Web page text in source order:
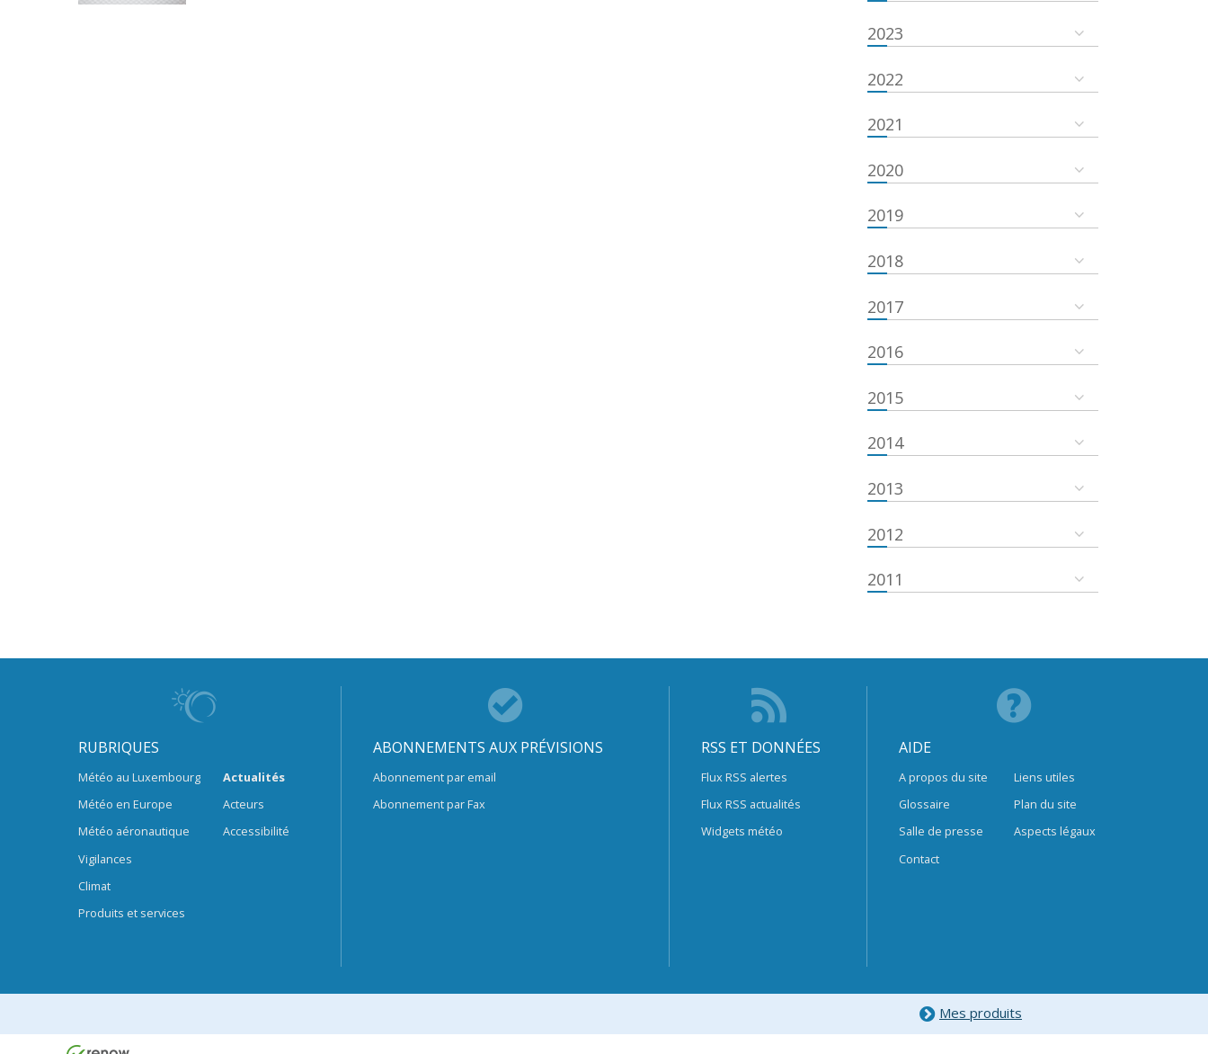
2023
2022
2021
2020
2019
2018
2017
2016
2015
2014
2013
2012
2011
RUBRIQUES
Météo au Luxembourg
Météo en Europe
Météo aéronautique
Vigilances
Climat
Produits et services
Actualités
Acteurs
Accessibilité
ABONNEMENTS AUX PRÉVISIONS
Abonnement par email
Abonnement par Fax
RSS ET DONNÉES
Flux RSS alertes
Flux RSS actualités
Widgets météo
AIDE
A propos du site
Glossaire
Salle de presse
Contact
Liens utiles
Plan du site
Aspects légaux
Mes produits